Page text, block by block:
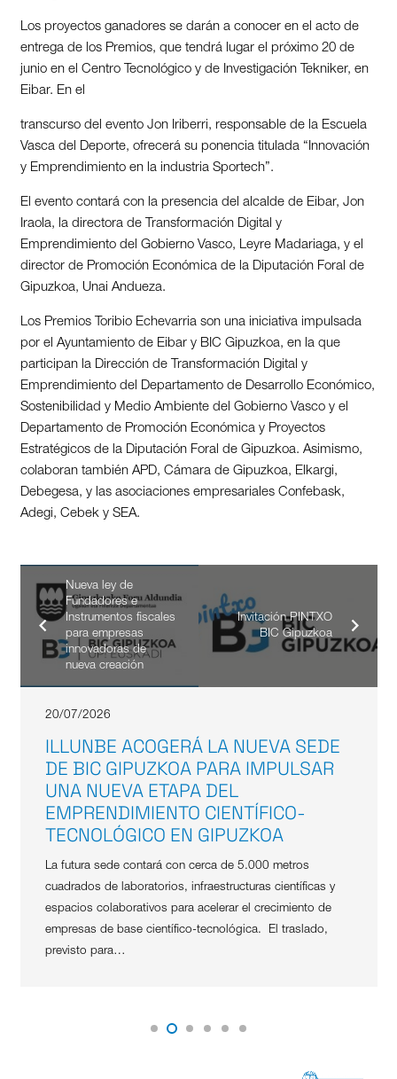
Los proyectos ganadores se darán a conocer en el acto de
entrega de los Premios, que tendrá lugar el próximo 20 de
junio en el Centro Tecnológico y de Investigación Tekniker, en
Eibar. En el
transcurso del evento Jon Iriberri, responsable de la Escuela
Vasca del Deporte, ofrecerá su ponencia titulada “Innovación
y Emprendimiento en la industria Sportech”.
El evento contará con la presencia del alcalde de Eibar, Jon
Iraola, la directora de Transformación Digital y
Emprendimiento del Gobierno Vasco, Leyre Madariaga, y el
director de Promoción Económica de la Diputación Foral de
Gipuzkoa, Unai Andueza.
Los Premios Toribio Echevarria son una iniciativa impulsada
por el Ayuntamiento de Eibar y BIC Gipuzkoa, en la que
participan la Dirección de Transformación Digital y
Emprendimiento del Departamento de Desarrollo Económico,
Sostenibilidad y Medio Ambiente del Gobierno Vasco y el
Departamento de Promoción Económica y Proyectos
Estratégicos de la Diputación Foral de Gipuzkoa. Asimismo,
colaboran también APD, Cámara de Gipuzkoa, Elkargi,
Debegesa, y las asociaciones empresariales Confebask,
Adegi, Cebek y SEA.
Nueva ley de
Fundadores e
Instrumentos fiscales
para empresas
innovadoras de
nueva creación
Invitación PINTXO
BIC Gipuzkoa
20/07/2026
ILLUNBE ACOGERÁ LA NUEVA SEDE
DE BIC GIPUZKOA PARA IMPULSAR
UNA NUEVA ETAPA DEL
EMPRENDIMIENTO CIENTÍFICO-
TECNOLÓGICO EN GIPUZKOA
La futura sede contará con cerca de 5.000 metros
cuadrados de laboratorios, infraestructuras científicas y
espacios colaborativos para acelerar el crecimiento de
empresas de base científico-tecnológica. El traslado,
previsto para…